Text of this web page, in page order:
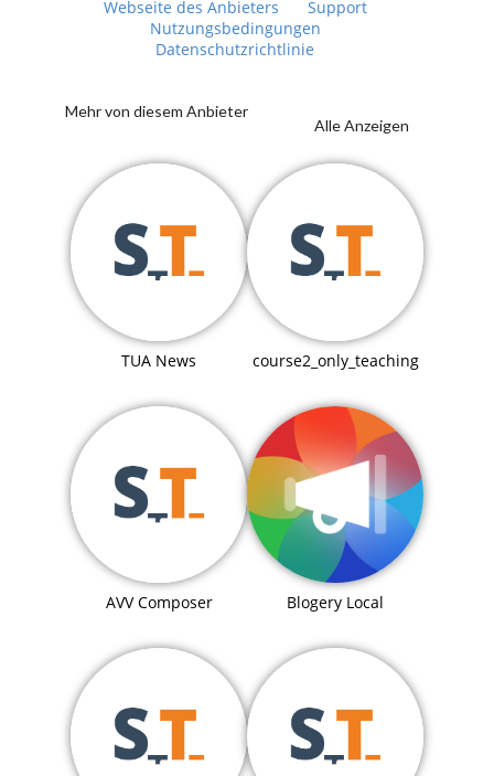
Webseite des Anbieters
Support
Nutzungsbedingungen
Datenschutzrichtlinie
Mehr von diesem Anbieter
Alle Anzeigen
TUA News course2_only_teaching
AVV Composer Blogery Local